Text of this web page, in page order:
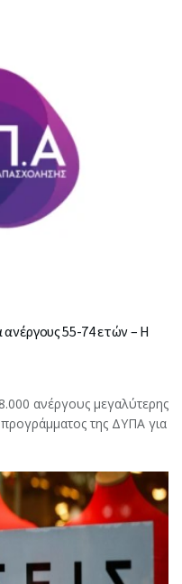
ανέργους 55-74 ετών – Η
ανέργους μεγαλύτερης
προγράμματος της ΔΥΠΑ για